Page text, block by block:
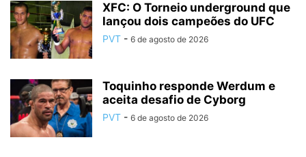
XFC: O Torneio underground que
lançou dois campeões do UFC
PVT - 6 de agosto de 2026
Toquinho responde Werdum e
aceita desafio de Cyborg
PVT - 6 de agosto de 2026